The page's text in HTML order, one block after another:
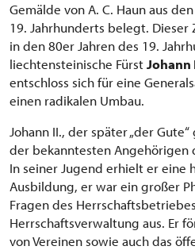
Gemälde von A. C. Haun aus
19. Jahrhunderts belegt.
in den 80er Jahren des 19.
liechtensteinische FürstJohann
entschloss sich für eine
einen radikalen Umbau.
Johann II., der später „der
der bekanntesten Angehörigen
In seiner Jugend erhielt er eine
Ausbildung, er war ein großer
Fragen des
Herrschaftsverwaltung aus. Er
von Vereinen sowie auch das